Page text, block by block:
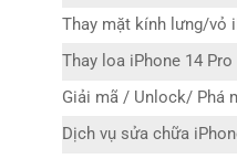
Thay mặt kính lưng/vỏ
Thay loa iPhone 14 Pro
Giải mã / Unlock/ Phá
Dịch vụ sửa chữa